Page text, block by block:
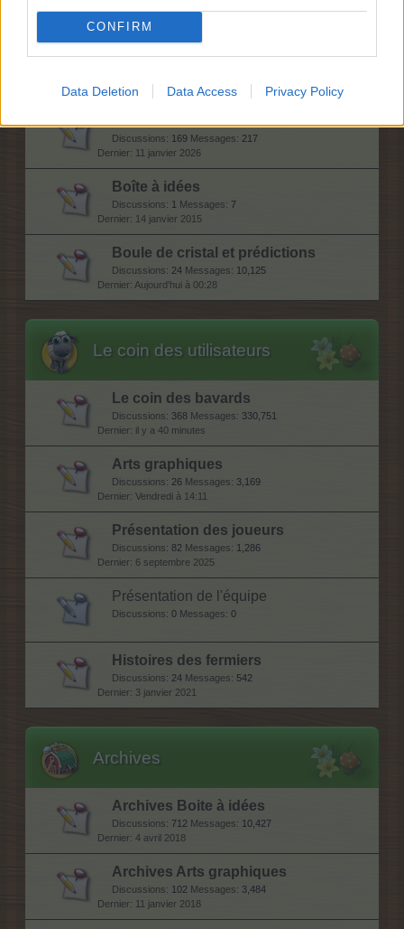
CONFIRM
Data Deletion Data Access Privacy Policy
il y a 22 minutes
Discussion sur le jeu
25 juillet 2026
Discussions: 169 Messages: 217
11 janvier 2026
Boîte à idées
Discussions: 1 Messages: 7
14 janvier 2015
Boule de cristal et prédictions
Discussions: 24 Messages: 10,125
Aujourd'hui à 00:28
Le coin des utilisateurs
Le coin des bavards
Discussions: 368 Messages: 330,751
il y a 40 minutes
Arts graphiques
Discussions: 26 Messages: 3,169
Vendredi à 14:11
Présentation des joueurs
Discussions: 82 Messages: 1,286
6 septembre 2025
Présentation de l'équipe
Discussions: 0 Messages: 0
Histoires des fermiers
Discussions: 24 Messages: 542
3 janvier 2021
Archives
Archives Boite à idées
Discussions: 712 Messages: 10,427
4 avril 2018
Archives Arts graphiques
Discussions: 102 Messages: 3,484
11 janvier 2018